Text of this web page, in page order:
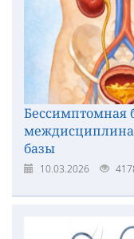
Бессимптомная
базы
10.03.2026